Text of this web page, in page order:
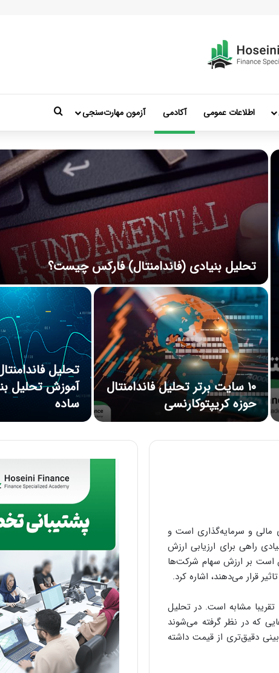
اطلاعات عمومی آکادمی آزمون مهارت‌سنجی
تحلیل بنیادی (فاندامنتال) فارکس چیست؟
۱۰ سایت برتر تحلیل فاندامنتال
حوزه کریپتوکارنسی
تحلیل
آموزش تحلیل
ساده
مالی و سرمایه‌گذاری است و
راهی برای ارزیابی ارزش
است بر ارزش سهام شرکت‌ها
قرار می‌دهند، اشاره کرد.
تقریبا مشابه است. در تحلیل
که در نظر گرفته می‌شوند
دقیق‌تری از قیمت داشته